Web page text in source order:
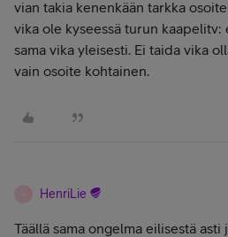
vian takia kenenkään tarkka
vika ole kyseessä turun kaapelitv:
sama vika yleisesti. Ei taida vika
vain osoite kohtainen.
HenriLie
Täällä sama ongelma eilisestä asti